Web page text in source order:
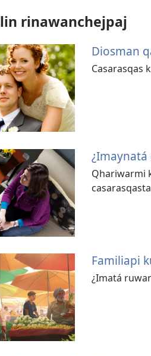
rinawanchejpaj
Diosman
Casarasqas
¿Imaynatá
Qhariwarmi
Familiapi
¿Imatá